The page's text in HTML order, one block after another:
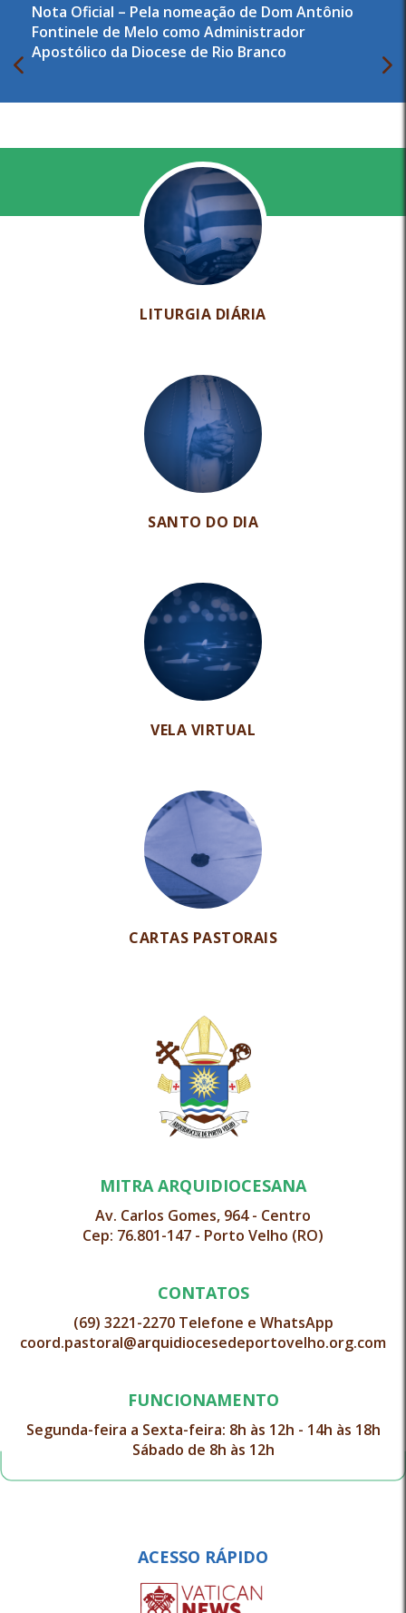
Nota Oficial – Pela nomeação de Dom Antônio
Fontinele de Melo como Administrador
Apostólico da Diocese de Rio Branco
LITURGIA DIÁRIA
SANTO DO DIA
VELA VIRTUAL
CARTAS PASTORAIS
MITRA ARQUIDIOCESANA
Av. Carlos Gomes, 964 - Centro
Cep: 76.801-147 - Porto Velho (RO)
CONTATOS
(69) 3221-2270 Telefone e WhatsApp
coord.pastoral@arquidiocesedeportovelho.org.com
FUNCIONAMENTO
Segunda-feira a Sexta-feira: 8h às 12h - 14h às 18h
Sábado de 8h às 12h
ACESSO RÁPIDO